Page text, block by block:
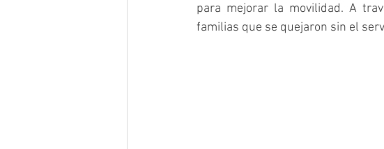
para mejorar la movilidad. A
familias que se quejaron sin el